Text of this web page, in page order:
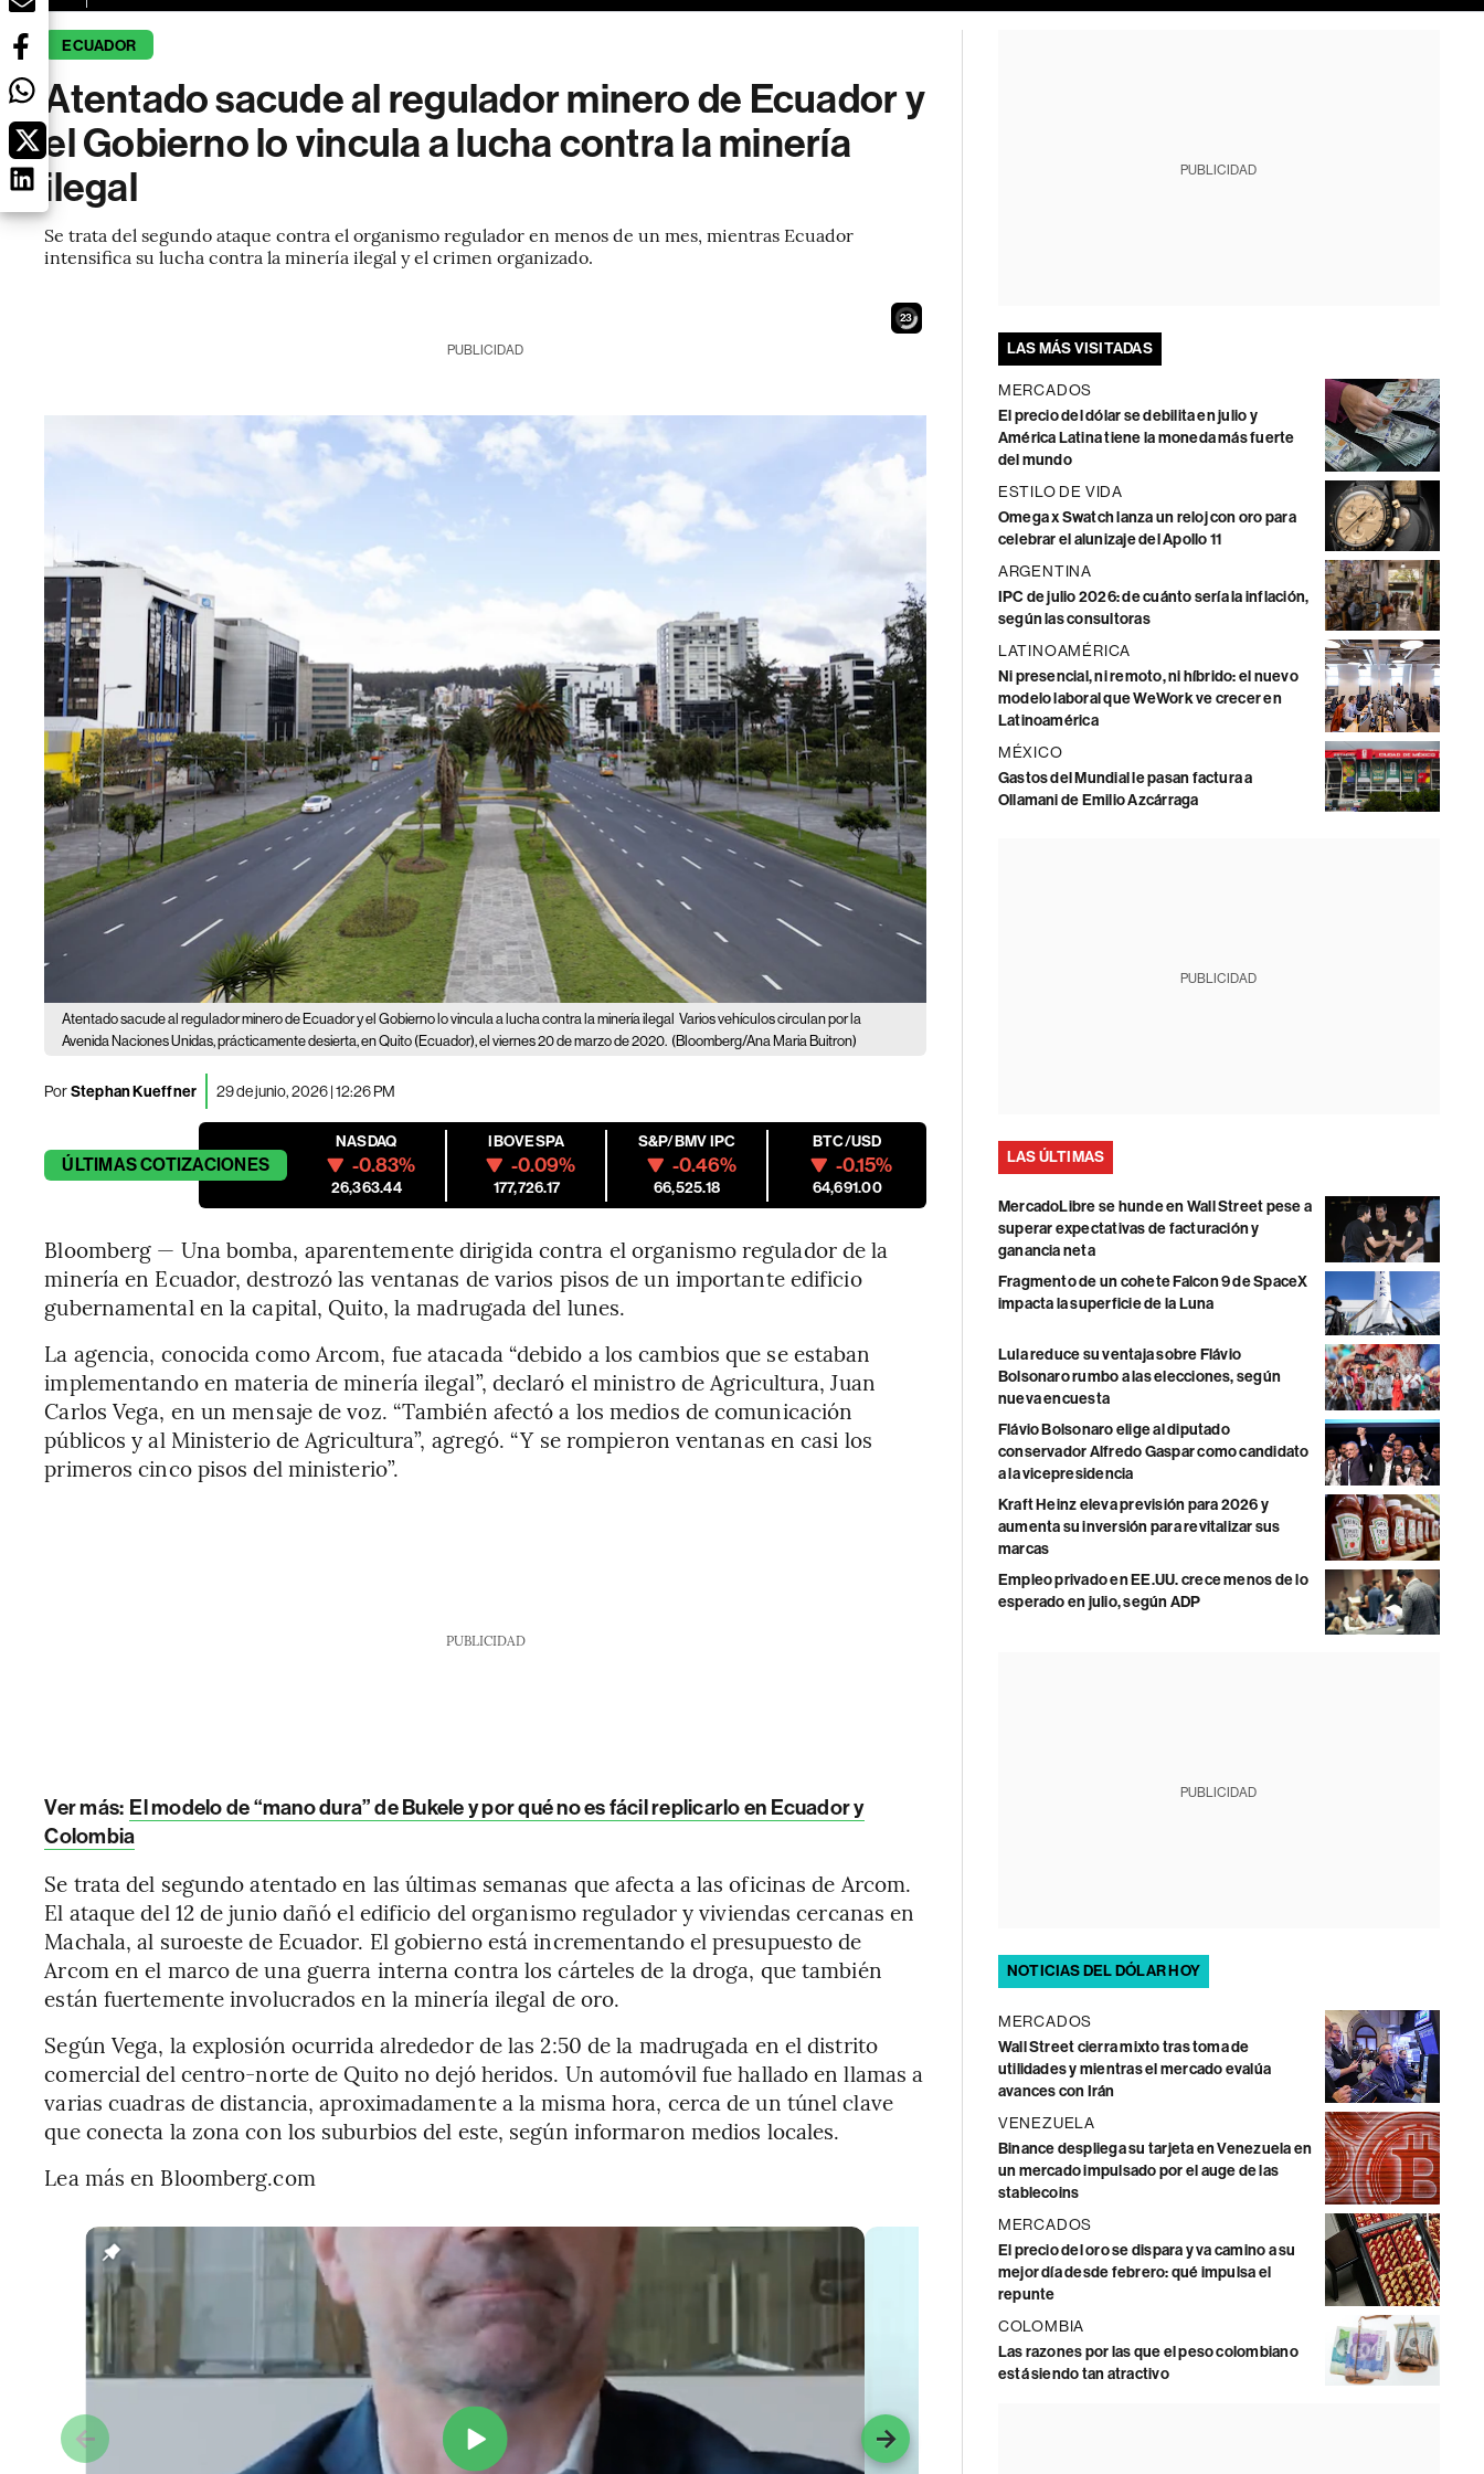
ECUADOR
Atentado sacude al regulador minero de Ecuador y
el Gobierno lo vincula a lucha contra la minería
ilegal
Se trata del segundo ataque contra el organismo regulador en menos de un mes, mientras Ecuador
intensifica su lucha contra la minería ilegal y el crimen organizado.
21
PUBLICIDAD
Atentado sacude al regulador minero de Ecuador y el Gobierno lo vincula a lucha contra la minería ilegal Varios vehículos circulan por la
Avenida Naciones Unidas, prácticamente desierta, en Quito (Ecuador), el viernes 20 de marzo de 2020. (Bloomberg/Ana Maria Buitron)
PorStephan Kueffner 29 de junio, 2026 | 12:26 PM
ÚLTIMASCOTIZACIONES
NASDAQ
-0.83%
26,363.44
IBOVESPA
-0.09%
177,726.17
S&P/BMV IPC
-0.46%
66,525.18
BTC/USD
-0.15%
64,691.00
Bloomberg — Una bomba, aparentemente dirigida contra el organismo regulador de la
minería en Ecuador, destrozó las ventanas de varios pisos de un importante edificio
gubernamental en la capital, Quito, la madrugada del lunes.
La agencia, conocida como Arcom, fue atacada “debido a los cambios que se estaban
implementando en materia de minería ilegal”, declaró el ministro de Agricultura, Juan
Carlos Vega, en un mensaje de voz. “También afectó a los medios de comunicación
públicos y al Ministerio de Agricultura”, agregó. “Y se rompieron ventanas en casi los
primeros cinco pisos del ministerio”.
PUBLICIDAD
Ver más: El modelo de “mano dura” de Bukele y por qué no es fácil replicarlo en Ecuador y
Colombia
Se trata del segundo atentado en las últimas semanas que afecta a las oficinas de Arcom.
El ataque del 12 de junio dañó el edificio del organismo regulador y viviendas cercanas en
Machala, al suroeste de Ecuador. El gobierno está incrementando el presupuesto de
Arcom en el marco de una guerra interna contra los cárteles de la droga, que también
están fuertemente involucrados en la minería ilegal de oro.
Según Vega, la explosión ocurrida alrededor de las 2:50 de la madrugada en el distrito
comercial del centro-norte de Quito no dejó heridos. Un automóvil fue hallado en llamas a
varias cuadras de distancia, aproximadamente a la misma hora, cerca de un túnel clave
que conecta la zona con los suburbios del este, según informaron medios locales.
Lea más en Bloomberg.com
PUBLICIDAD
LAS MÁS VISITADAS
MERCADOS
El precio del dólar se debilita en julio y
América Latina tiene la moneda más fuerte
del mundo
ESTILO DE VIDA
Omega x Swatch lanza un reloj con oro para
celebrar el alunizaje del Apollo 11
ARGENTINA
IPC de julio 2026: de cuánto sería la inflación,
según las consultoras
LATINOAMÉRICA
Ni presencial, ni remoto, ni híbrido: el nuevo
modelo laboral que WeWork ve crecer en
Latinoamérica
MÉXICO
Gastos del Mundial le pasan factura a
Ollamani de Emilio Azcárraga
PUBLICIDAD
LAS ÚLTIMAS
MercadoLibre se hunde en Wall Street pese a
superar expectativas de facturación y
ganancia neta
Fragmento de un cohete Falcon 9 de SpaceX
impacta la superficie de la Luna
Lula reduce su ventaja sobre Flávio
Bolsonaro rumbo a las elecciones, según
nueva encuesta
Flávio Bolsonaro elige al diputado
conservador Alfredo Gaspar como candidato
a la vicepresidencia
Kraft Heinz eleva previsión para 2026 y
aumenta su inversión para revitalizar sus
marcas
Empleo privado en EE.UU. crece menos de lo
esperado en julio, según ADP
PUBLICIDAD
NOTICIAS DEL DÓLAR HOY
MERCADOS
Wall Street cierra mixto tras toma de
utilidades y mientras el mercado evalúa
avances con Irán
VENEZUELA
Binance despliega su tarjeta en Venezuela en
un mercado impulsado por el auge de las
stablecoins
MERCADOS
El precio del oro se dispara y va camino a su
mejor día desde febrero: qué impulsa el
repunte
COLOMBIA
Las razones por las que el peso colombiano
está siendo tan atractivo